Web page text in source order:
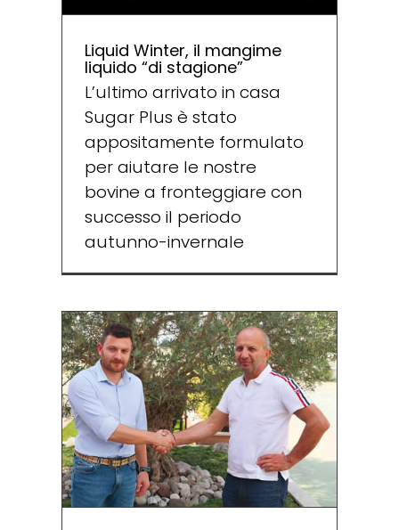
Liquid Winter, il mangime
liquido “di stagione”
L’ultimo arrivato in casa
Sugar Plus è stato
appositamente formulato
per aiutare le nostre
bovine a fronteggiare con
successo il periodo
autunno-invernale